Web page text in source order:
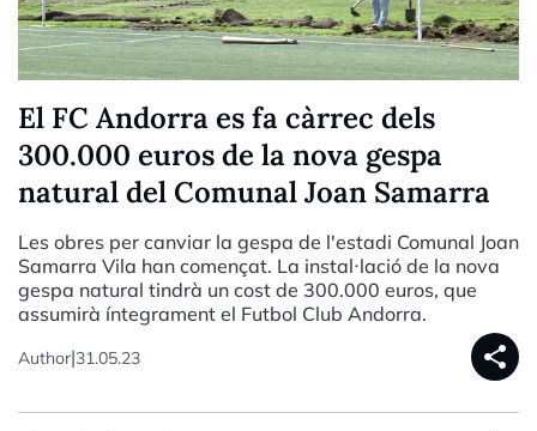
El FC Andorra es fa càrrec dels
300.000 euros de la nova gespa
natural del Comunal Joan Samarra
Les obres per canviar la gespa de l'estadi Comunal Joan
Samarra Vila han començat. La instal·lació de la nova
gespa natural tindrà un cost de 300.000 euros, que
assumirà íntegrament el Futbol Club Andorra.
Author|31.05.23 share